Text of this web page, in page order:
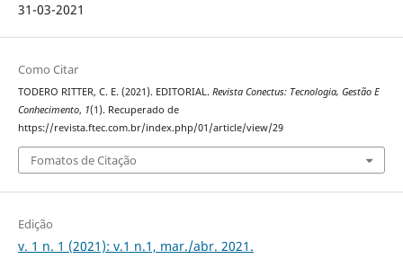
31-03-2021
Como Citar
TODERO RITTER, C. E. (2021). EDITORIAL. Revista Conectus: Tecnologia, Gestão E
Conhecimento, 1(1). Recuperado de
https://revista.ftec.com.br/index.php/01/article/view/29
Fomatos de Citação
Edição
v. 1 n. 1 (2021): v.1 n.1, mar./abr. 2021.